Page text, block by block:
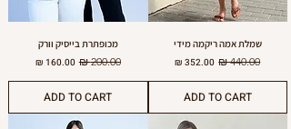
שמלת אמה ריקמה מידי
מחיר רגיל‏440.00 ‏₪ מחיר מבצע
ADD TO CART
מכופתרת בייסיק וורק
מחיר רגיל‏200.00 ‏₪ מחיר מבצע‏160.00 ‏₪
ADD TO CART